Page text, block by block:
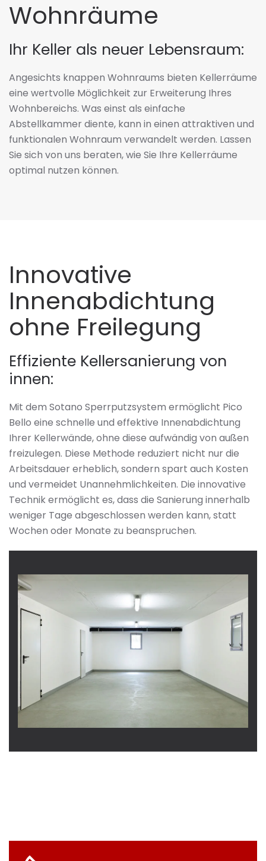
Wohnräume
Ihr Keller als neuer Lebensraum:
Angesichts knappen Wohnraums bieten Kellerräume
eine wertvolle Möglichkeit zur Erweiterung Ihres
Wohnbereichs. Was einst als einfache
Abstellkammer diente, kann in einen attraktiven und
funktionalen Wohnraum verwandelt werden. Lassen
Sie sich von uns beraten, wie Sie Ihre Kellerräume
optimal nutzen können.
Innovative
Innenabdichtung
ohne Freilegung
Effiziente Kellersanierung von
innen:
Mit dem Sotano Sperrputzsystem ermöglicht Pico
Bello eine schnelle und effektive Innenabdichtung
Ihrer Kellerwände, ohne diese aufwändig von außen
freizulegen. Diese Methode reduziert nicht nur die
Arbeitsdauer erheblich, sondern spart auch Kosten
und vermeidet Unannehmlichkeiten. Die innovative
Technik ermöglicht es, dass die Sanierung innerhalb
weniger Tage abgeschlossen werden kann, statt
Wochen oder Monate zu beanspruchen.